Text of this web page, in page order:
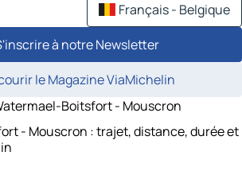
Français - Belgique
à notre Newsletter
le Magazine ViaMichelin
Boitsfort - Mouscron
- Mouscron : trajet, distance, durée et